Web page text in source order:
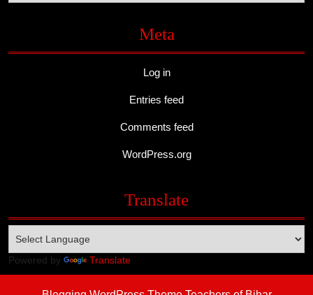
Meta
Log in
Entries feed
Comments feed
WordPress.org
Translate
Powered by Translate